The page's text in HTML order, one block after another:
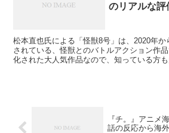
のリアルな評
松本直也氏による「怪獣8号」は、2020年
されている、怪獣とのバトルアクション作
化された大人気作品なので、知っている方も
『チ。』アニメ
話の反応から海